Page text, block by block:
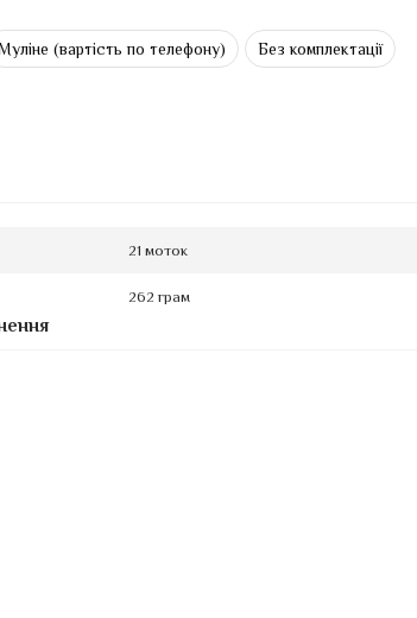
(вартість по телефону) Без комплектації
21 моток
262 грам